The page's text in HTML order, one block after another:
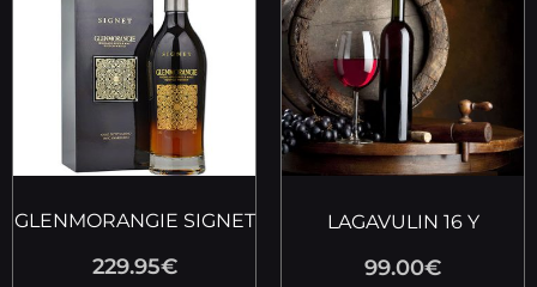
GLENMORANGIE SIGNET
229.95€
LAGAVULIN 16 Y
99.00€